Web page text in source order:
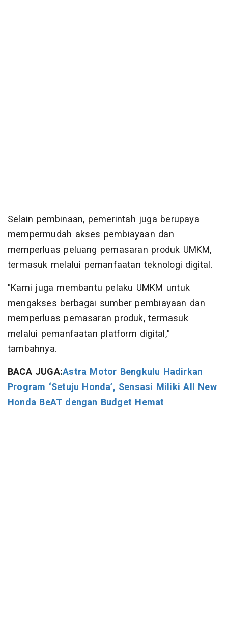
Selain pembinaan, pemerintah juga berupaya
mempermudah akses pembiayaan dan
memperluas peluang pemasaran produk UMKM,
termasuk melalui pemanfaatan teknologi digital.
"Kami juga membantu pelaku UMKM untuk
mengakses berbagai sumber pembiayaan dan
memperluas pemasaran produk, termasuk
melalui pemanfaatan platform digital,"
tambahnya.
BACA JUGA:Astra Motor Bengkulu Hadirkan
Program ‘Setuju Honda’, Sensasi Miliki All New
Honda BeAT dengan Budget Hemat